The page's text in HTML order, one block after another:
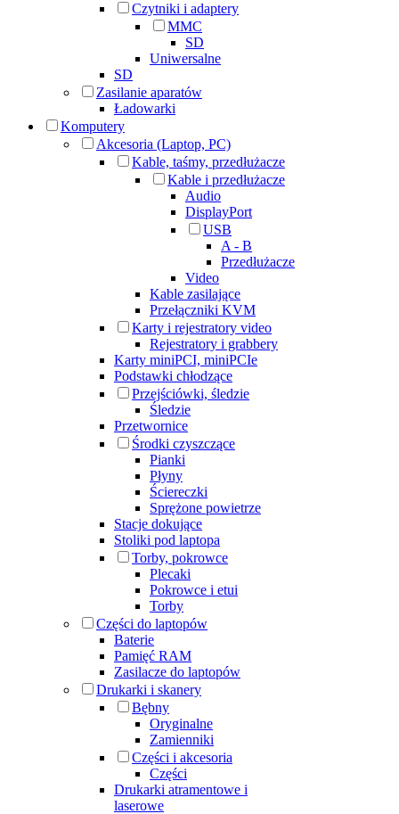
Czytniki i adaptery
MMC
SD
Uniwersalne
SD
Zasilanie aparatów
Ładowarki
Komputery
Akcesoria (Laptop, PC)
Kable, taśmy, przedłużacze
Kable i przedłużacze
Audio
DisplayPort
USB
A - B
Przedłużacze
Video
Kable zasilające
Przełączniki KVM
Karty i rejestratory video
Rejestratory i grabbery
Karty miniPCI, miniPCIe
Podstawki chłodzące
Przejściówki, śledzie
Śledzie
Przetwornice
Środki czyszczące
Pianki
Płyny
Ściereczki
Sprężone powietrze
Stacje dokujące
Stoliki pod laptopa
Torby, pokrowce
Plecaki
Pokrowce i etui
Torby
Części do laptopów
Baterie
Pamięć RAM
Zasilacze do laptopów
Drukarki i skanery
Bębny
Oryginalne
Zamienniki
Części i akcesoria
Części
Drukarki atramentowe i
laserowe